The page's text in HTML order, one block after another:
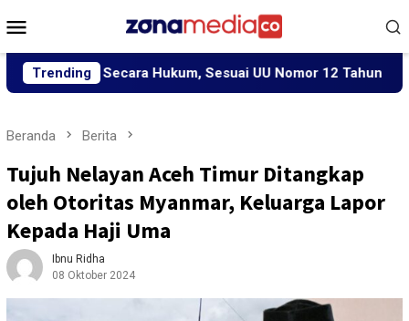
ke
Mobile
Trending
Hukum, Sesuai UU Nomor 12 Tahun 2022 Tentang
Beranda Berita
Tujuh Nelayan Aceh Timur Ditangkap
oleh Otoritas Myanmar, Keluarga Lapor
Kepada Haji Uma
Ibnu Ridha
08 Oktober 2024